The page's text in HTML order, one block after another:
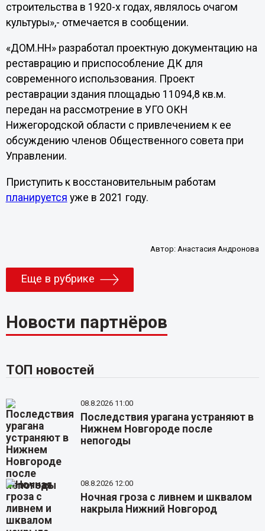
строительства в 1920-х годах, являлось очагом
культуры»,- отмечается в сообщении.
«ДОМ.НН» разработал проектную документацию на
реставрацию и приспособление ДК для
современного использования. Проект
реставрации здания площадью 11094,8 кв.м.
передан на рассмотрение в УГО ОКН
Нижегородской области с привлечением к ее
обсуждению членов Общественного совета при
Управлении.
Приступить к восстановительным работам
планируется уже в 2021 году.
Автор: Анастасия Андронова
Еще в рубрике
Новости партнёров
ТОП новостей
08.8.2026 11:00
Последствия урагана устраняют в
Нижнем Новгороде после
непогоды
08.8.2026 12:00
Ночная гроза с ливнем и шквалом
накрыла Нижний Новгород